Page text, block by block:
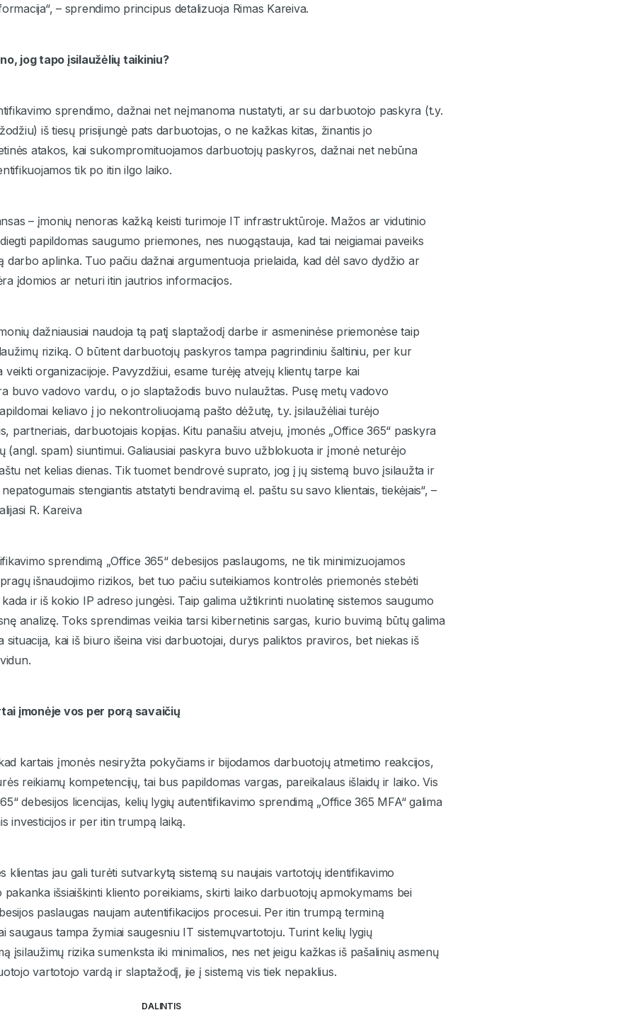
– sprendimo principus detalizuoja Rimas Kareiva.
jog tapo įsilaužėlių taikiniu?
sprendimo, dažnai net neįmanoma nustatyti, ar su darbuotojo paskyra (t.y.
iš tiesų prisijungė pats darbuotojas, o ne kažkas kitas, žinantis jo
atakos, kai sukompromituojamos darbuotojų paskyros, dažnai net nebūna
tik po itin ilgo laiko.
– įmonių nenoras kažką keisti turimoje IT infrastruktūroje. Mažos ar vidutinio
papildomas saugumo priemones, nes nuogąstauja, kad tai neigiamai paveiks
darbo aplinka. Tuo pačiu dažnai argumentuoja prielaida, kad dėl savo dydžio ar
įdomios ar neturi itin jautrios informacijos.
dažniausiai naudoja tą patį slaptažodį darbe ir asmeninėse priemonėse taip
riziką. O būtent darbuotojų paskyros tampa pagrindiniu šaltiniu, per kur
veikti organizacijoje. Pavyzdžiui, esame turėję atvejų klientų tarpe kai
buvo vadovo vardu, o jo slaptažodis buvo nulaužtas. Pusę metų vadovo
keliavo į jo nekontroliuojamą pašto dėžutę, t.y. įsilaužėliai turėjo
partneriais, darbuotojais kopijas. Kitu panašiu atveju, įmonės „Office 365“ paskyra
(angl. spam) siuntimui. Galiausiai paskyra buvo užblokuota ir įmonė neturėjo
net kelias dienas. Tik tuomet bendrovė suprato, jog į jų sistemą buvo įsilaužta ir
stengiantis atstatyti bendravimą el. paštu su savo klientais, tiekėjais“, –
R. Kareiva
sprendimą „Office 365“ debesijos paslaugoms, ne tik minimizuojamos
išnaudojimo rizikos, bet tuo pačiu suteikiamos kontrolės priemonės stebėti
ir iš kokio IP adreso jungėsi. Taip galima užtikrinti nuolatinę sistemos saugumo
analizę. Toks sprendimas veikia tarsi kibernetinis sargas, kurio buvimą būtų galima
situacija, kai iš biuro išeina visi darbuotojai, durys paliktos praviros, bet niekas iš
įmonėje vos per porą savaičių
kartais įmonės nesiryžta pokyčiams ir bijodamos darbuotojų atmetimo reakcijos,
reikiamų kompetencijų, tai bus papildomas vargas, pareikalaus išlaidų ir laiko. Vis
debesijos licencijas, kelių lygių autentifikavimo sprendimą „Office 365 MFA“ galima
investicijos ir per itin trumpą laiką.
klientas jau gali turėti sutvarkytą sistemą su naujais vartotojų identifikavimo
pakanka išsiaiškinti kliento poreikiams, skirti laiko darbuotojų apmokymams bei
paslaugas naujam autentifikacijos procesui. Per itin trumpą terminą
saugaus tampa žymiai saugesniu IT sistemųvartotoju. Turint kelių lygių
įsilaužimų rizika sumenksta iki minimalios, nes net jeigu kažkas iš pašalinių asmenų
vartotojo vardą ir slaptažodį, jie į sistemą vis tiek nepaklius.
DALINTIS